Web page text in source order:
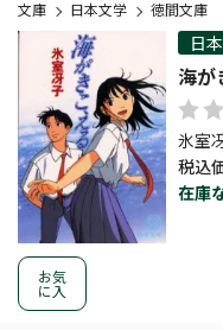
文庫 日本文学 徳間文庫
お気
に入
日
海が
氷室
税込
在庫